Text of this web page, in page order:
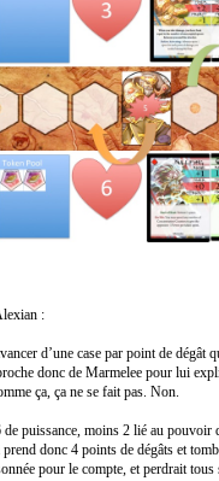
:
d’une case par point de dégât
donc de Marmelee pour lui
ça, ça ne se fait pas. Non.
puissance, moins 2 lié au pouvoir
donc 4 points de dégâts et
pour le compte, et perdrait tous